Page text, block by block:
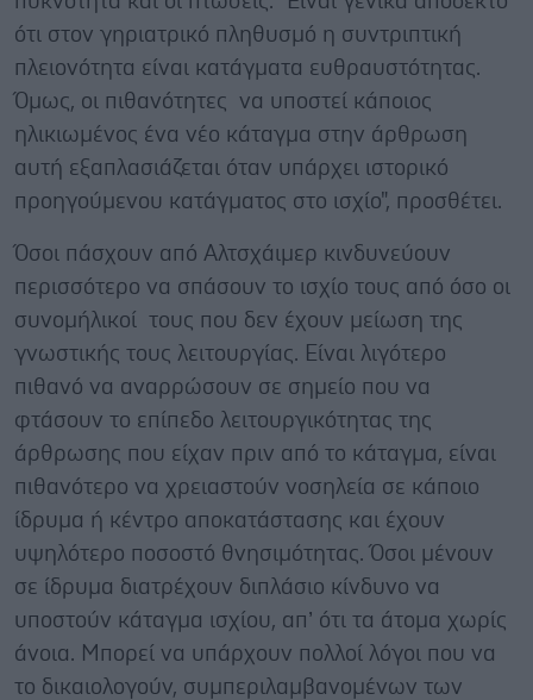
ότι στον γηριατρικό πληθυσμό η συντριπτική
πλειονότητα είναι κατάγματα ευθραυστότητας.
Όμως, οι πιθανότητες να υποστεί κάποιος
ηλικιωμένος ένα νέο κάταγμα στην άρθρωση
αυτή εξαπλασιάζεται όταν υπάρχει ιστορικό
προηγούμενου κατάγματος στο ισχίο", προσθέτει.
Όσοι πάσχουν από Αλτσχάιμερ κινδυνεύουν
περισσότερο να σπάσουν το ισχίο τους από όσο οι
συνομήλικοί τους που δεν έχουν μείωση της
γνωστικής τους λειτουργίας. Είναι λιγότερο
πιθανό να αναρρώσουν σε σημείο που να
φτάσουν το επίπεδο λειτουργικότητας της
άρθρωσης που είχαν πριν από το κάταγμα, είναι
πιθανότερο να χρειαστούν νοσηλεία σε κάποιο
ίδρυμα ή κέντρο αποκατάστασης και έχουν
υψηλότερο ποσοστό θνησιμότητας. Όσοι μένουν
σε ίδρυμα διατρέχουν διπλάσιο κίνδυνο να
υποστούν κάταγμα ισχίου, απ’ ότι τα άτομα χωρίς
άνοια. Μπορεί να υπάρχουν πολλοί λόγοι που να
το δικαιολογούν, συμπεριλαμβανομένων των